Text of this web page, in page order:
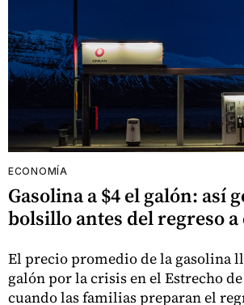
ECONOMÍA
Gasolina a $4 el galón: así
bolsillo antes del regreso a
El precio promedio de la gasolina
galón por la crisis en el Estrecho
cuando las familias preparan el